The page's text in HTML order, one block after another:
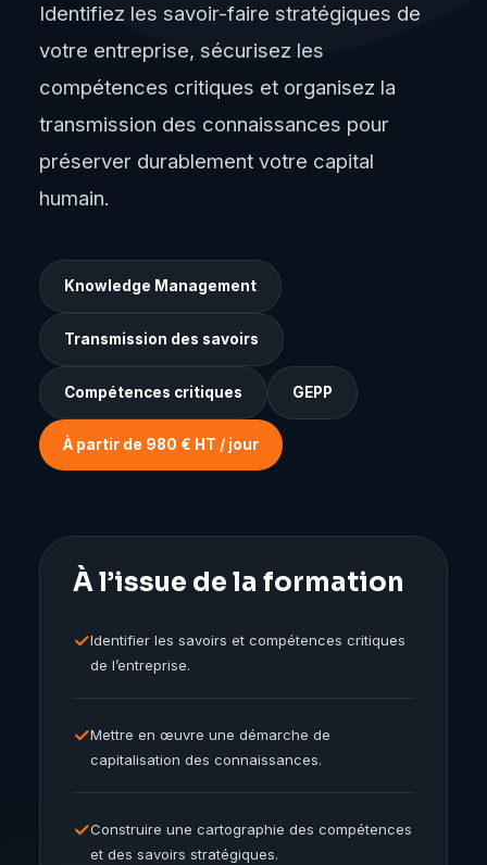
Identifiez les savoir-faire stratégiques de
votre entreprise, sécurisez les
compétences critiques et organisez la
transmission des connaissances pour
préserver durablement votre capital
humain.
Knowledge Management
Transmission des savoirs
Compétences critiques GEPP
À partir de 980 € HT / jour
À l’issue de la formation
✓Identifier les savoirs et compétences critiques
de l’entreprise.
✓Mettre en œuvre une démarche de
capitalisation des connaissances.
✓Construire une cartographie des compétences
et des savoirs stratégiques.